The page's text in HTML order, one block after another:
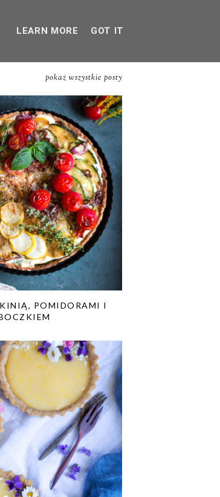
BLOG PODRÓŻE
pokaż wszystkie posty
POMIDORAMI I
LEARN MORE GOT IT